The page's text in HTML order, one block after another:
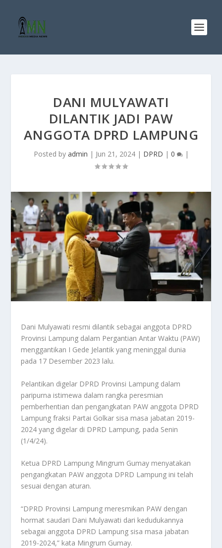
DANI MULYAWATI
DILANTIK JADI PAW
ANGGOTA DPRD LAMPUNG
Posted by admin | Jun 21, 2024| DPRD | 0 |
Dani Mulyawati resmi dilantik sebagai anggota DPRD
Provinsi Lampung dalam Pergantian Antar Waktu (PAW)
menggantikan I Gede Jelantik yang meninggal dunia
pada 17 Desember 2023 lalu.
Pelantikan digelar DPRD Provinsi Lampung dalam
paripurna istimewa dalam rangka peresmian
pemberhentian dan pengangkatan PAW anggota DPRD
Lampung fraksi Partai Golkar sisa masa jabatan 2019-
2024 yang digelar di DPRD Lampung, pada Senin
(1/4/24).
Ketua DPRD Lampung Mingrum Gumay menyatakan
pengangkatan PAW anggota DPRD Lampung ini telah
sesuai dengan aturan.
“DPRD Provinsi Lampung meresmikan PAW dengan
hormat saudari Dani Mulyawati dari kedudukannya
sebagai anggota DPRD Lampung sisa masa jabatan
2019-2024,” kata Mingrum Gumay.